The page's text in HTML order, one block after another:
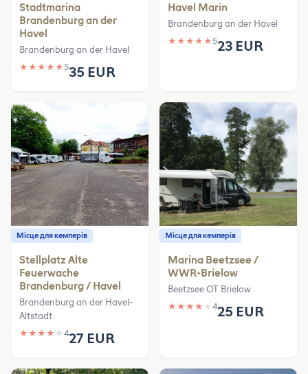
Stadtmarina
Brandenburg an der
Havel
Brandenburg an der Havel
★ ★ ★ ★ ★535 EUR
Havel Marin
Brandenburg an der Havel
★ ★ ★ ★ ★523 EUR
Місце для кемперів
Stellplatz Alte
Feuerwache
Brandenburg / Havel
Brandenburg an der Havel-
Altstadt
★ ★ ★ ★ ★ 427 EUR
Місце для кемперів
Marina Beetzsee /
WWR-Brielow
Beetzsee OT Brielow
★ ★ ★ ★ ★ 425 EUR